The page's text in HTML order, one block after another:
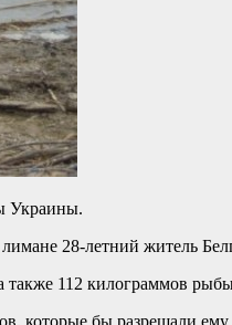
Украины.
28-летний житель
также 112 килограммов
которые бы разрешали